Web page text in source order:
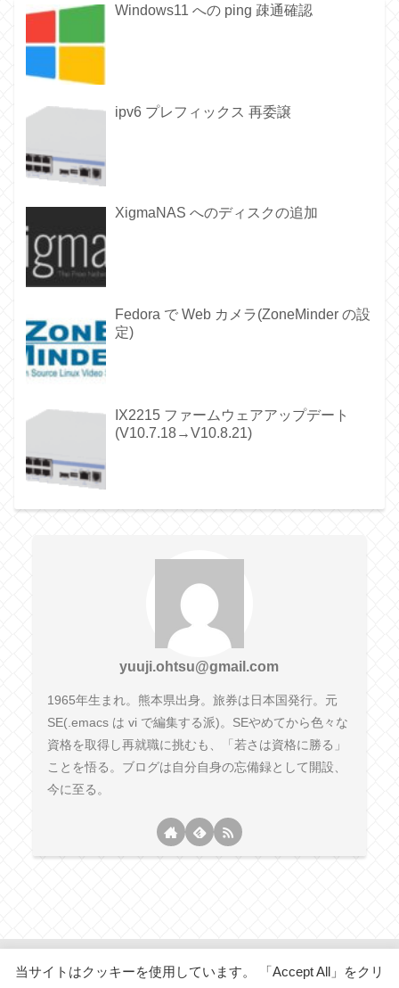
Windows11 への ping 疎通確認
ipv6 プレフィックス 再委譲
XigmaNAS へのディスクの追加
Fedora で Web カメラ(ZoneMinder の設
定)
IX2215 ファームウェアアップデート
(V10.7.18→V10.8.21)
yuuji.ohtsu@gmail.com
1965年生まれ。熊本県出身。旅券は日本国発行。元
SE(.emacs は vi で編集する派)。SEやめてから色々な
資格を取得し再就職に挑むも、「若さは資格に勝る」
ことを悟る。ブログは自分自身の忘備録として開設、
今に至る。
当サイトはクッキーを使用しています。 「Accept All」をクリ